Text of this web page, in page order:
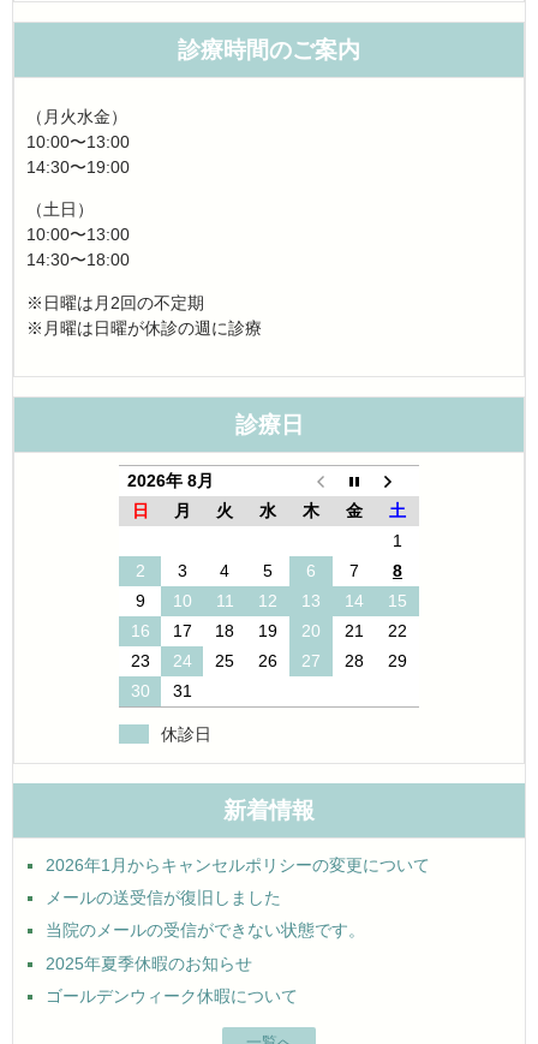
診療時間のご案内
（月火水金）
10:00〜13:00
14:30〜19:00
（土日）
10:00〜13:00
14:30〜18:00
※日曜は月2回の不定期
※月曜は日曜が休診の週に診療
診療日
2026年 8月
日
月 火 水 木 金
土
1
2
3 4 5 6 7
8
9
10 11 12 13 14
15
16
17 18 19 20 21
22
23
24 25 26 27 28
29
30
31
休診日
新着情報
2026年1月からキャンセルポリシーの変更について
メールの送受信が復旧しました
当院のメールの受信ができない状態です。
2025年夏季休暇のお知らせ
ゴールデンウィーク休暇について